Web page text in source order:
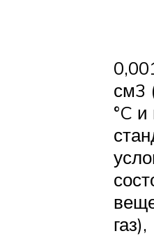
см3
°C
газ),